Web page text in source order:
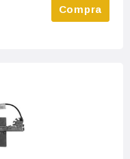
Compra